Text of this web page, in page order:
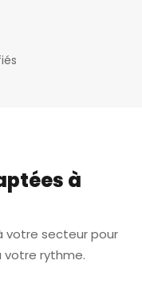
à
votre secteur pour
votre rythme.